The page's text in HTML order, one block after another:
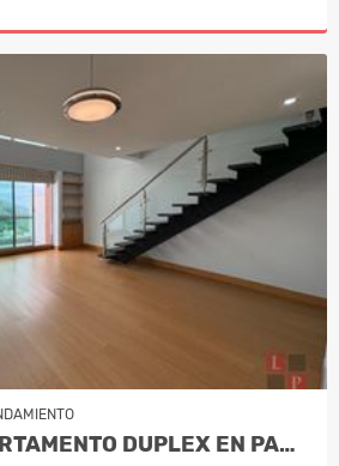
ALQUILER APARTAMENTO DUPLEX EN PALER…